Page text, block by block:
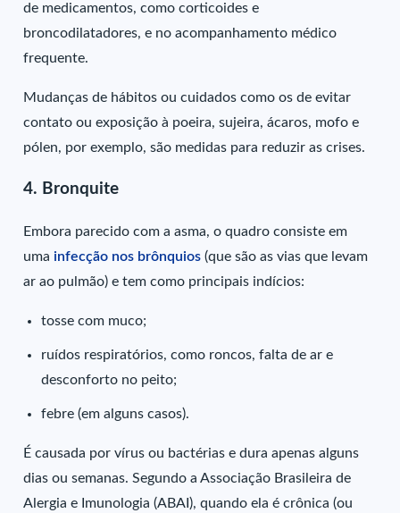
de medicamentos, como corticoides e
broncodilatadores, e no acompanhamento médico
frequente.
Mudanças de hábitos ou cuidados como os de evitar
contato ou exposição à poeira, sujeira, ácaros, mofo e
pólen, por exemplo, são medidas para reduzir as crises.
4. Bronquite
Embora parecido com a asma, o quadro consiste em
uma infecção nos brônquios (que são as vias que levam
ar ao pulmão) e tem como principais indícios:
tosse com muco;
ruídos respiratórios, como roncos, falta de ar e
desconforto no peito;
febre (em alguns casos).
É causada por vírus ou bactérias e dura apenas alguns
dias ou semanas. Segundo a Associação Brasileira de
Alergia e Imunologia (ABAI), quando ela é crônica (ou